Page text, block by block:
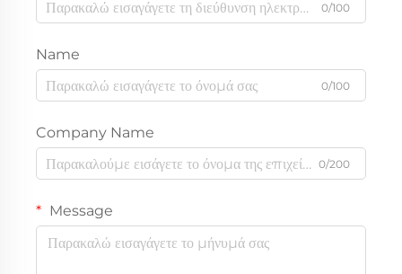
0/100
Name
0/100
Company Name
0/200
Message